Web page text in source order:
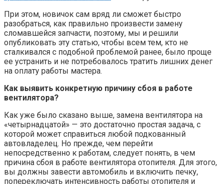
При этом, новичок сам вряд ли сможет быстро
разобраться, как правильно произвести замену
сломавшейся запчасти, поэтому, мы и решили
опубликовать эту статью, чтобы всем тем, кто не
сталкивался с подобной проблемой ранее, было проще
ее устранить и не потребовалось тратить лишних денег
на оплату работы мастера.
Как выявить конкретную причину сбоя в работе
вентилятора?
Как уже было сказано выше, замена вентилятора на
«четырнадцатой» — это достаточно простая задача, с
которой может справиться любой подкованный
автовладелец. Но прежде, чем перейти
непосредственно к работам, следует понять, в чем
причина сбоя в работе вентилятора отопителя. Для этого,
вы должны завести автомобиль и включить печку,
попереключать интенсивность работы отопителя и